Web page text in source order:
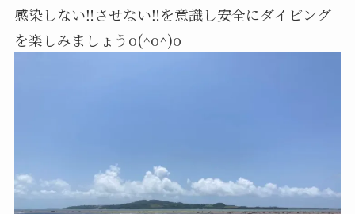
感染しない‼️させない‼️を意識し安全にダイビング
を楽しみましょうo(^o^)o